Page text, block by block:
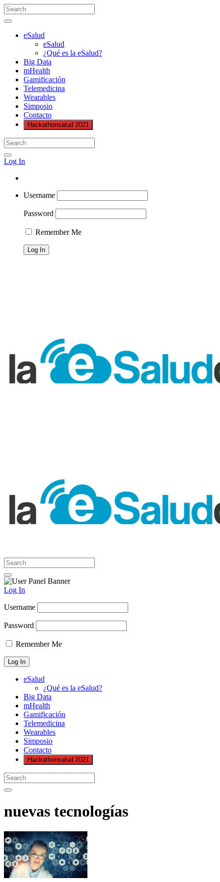
eSalud
eSalud
¿Qué es la eSalud?
Big Data
mHealth
Gamificación
Telemedicina
Wearables
Simposio
Contacto
Hackathonsalud 2021
Log In
Username
Password
Remember Me
Log In
Username
Password
Remember Me
eSalud
¿Qué es la eSalud?
Big Data
mHealth
Gamificación
Telemedicina
Wearables
Simposio
Contacto
Hackathonsalud 2021
nuevas tecnologías